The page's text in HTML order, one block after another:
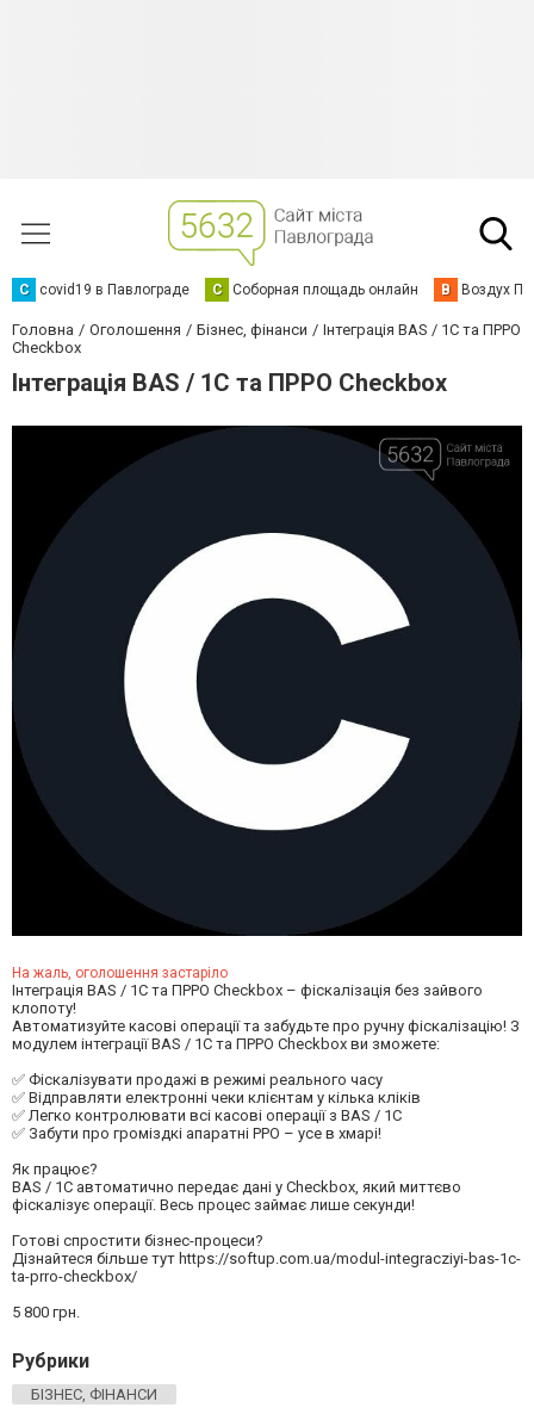
C covid19 в Павлограде С Соборная площадь онлайн В Воздух
Головна Оголошення Бізнес, фінанси
Інтеграція BAS / 1C та ПРРО
Checkbox
Інтеграція BAS / 1C та ПРРО Checkbox
На жаль, оголошення застаріло
Інтеграція BAS / 1C та ПРРО Checkbox – фіскалізація без зайвого
клопоту!
Автоматизуйте касові операції та забудьте про ручну фіскалізацію! З
модулем інтеграції BAS / 1C та ПРРО Checkbox ви зможете:
✅ Фіскалізувати продажі в режимі реального часу
✅ Відправляти електронні чеки клієнтам у кілька кліків
✅ Легко контролювати всі касові операції з BAS / 1C
✅ Забути про громіздкі апаратні РРО – усе в хмарі!
Як працює?
BAS / 1C автоматично передає дані у Checkbox, який миттєво
фіскалізує операції. Весь процес займає лише секунди!
Готові спростити бізнес-процеси?
Дізнайтеся більше тут https://softup.com.ua/modul-integracziyi-bas-1c-
ta-prro-checkbox/
5 800 грн.
Рубрики
БІЗНЕС, ФІНАНСИ